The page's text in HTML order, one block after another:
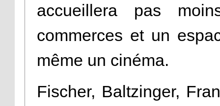
accueillera pas
commerces et un
même un cinéma.
Fischer, Baltzinger,